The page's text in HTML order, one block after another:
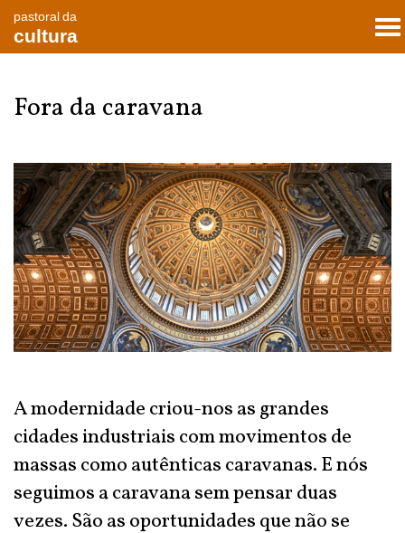
pastoral da
cultura
Fora da caravana
A modernidade criou-nos as grandes
cidades industriais com movimentos de
massas como autênticas caravanas. E nós
seguimos a caravana sem pensar duas
vezes. São as oportunidades que não se